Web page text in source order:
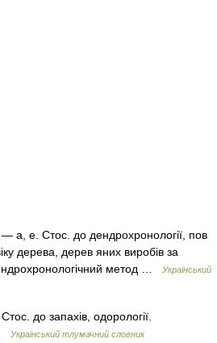
— а, е. Стос. до дендрохронології, пов
дерева, дерев яних виробів за
метод …
Український
до запахів, одорології.
Український тлумачний словник